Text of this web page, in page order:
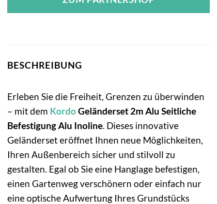
BESCHREIBUNG
Erleben Sie die Freiheit, Grenzen zu überwinden
– mit dem KordoGeländerset 2m Alu Seitliche
Befestigung Alu Inoline . Dieses innovative
Geländerset eröffnet Ihnen neue Möglichkeiten,
Ihren Außenbereich sicher und stilvoll zu
gestalten. Egal ob Sie eine Hanglage befestigen,
einen Gartenweg verschönern oder einfach nur
eine optische Aufwertung Ihres Grundstücks